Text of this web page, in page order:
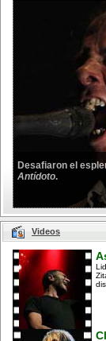
Desafiaron el
Antídoto.
Videos